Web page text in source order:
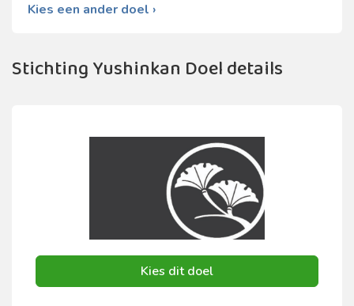
Kies een ander doel ›
Stichting Yushinkan Doel details
Kies dit doel